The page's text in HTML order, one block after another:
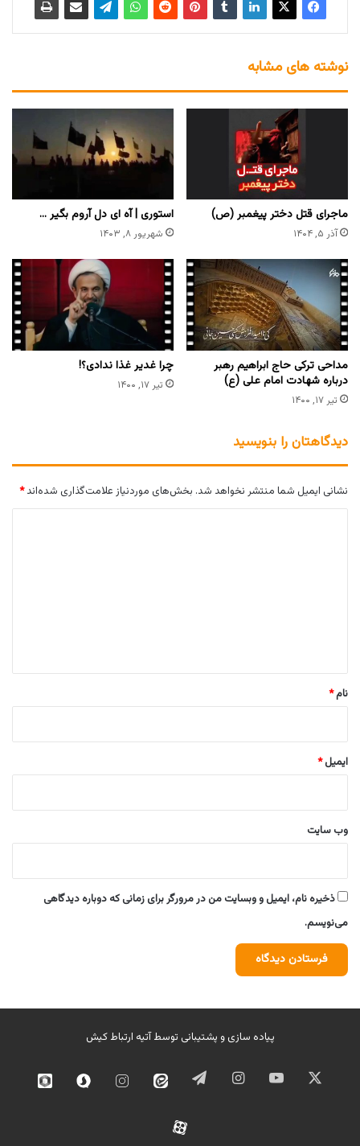
نوشته های مشابه
ماجرای قتل دختر پیغمبر (ص)
آذر ۵, ۱۴۰۴
استوری | آه ای دل آروم بگیر …
شهریور ۸, ۱۴۰۳
مداحی ترکی حاج ابراهیم رهبر
درباره شهادت امام علی (ع)
تیر ۱۷, ۱۴۰۰
چرا غدیر غذا ندادی؟!
تیر ۱۷, ۱۴۰۰
دیدگاهتان را بنویسید
نشانی ایمیل شما منتشر نخواهد شد. بخش‌های موردنیاز علامت‌گذاری شده‌اند*
نام*
ایمیل*
وب‌ سایت
ذخیره نام، ایمیل و وبسایت من در مرورگر برای زمانی که دوباره دیدگاهی
می‌نویسم.
پیاده سازی و پشتیبانی توسطآتیه ارتباط کیش
ایکس یوتیوب اینستاگرامتلگرام ایتا
اینستاگرامسروش